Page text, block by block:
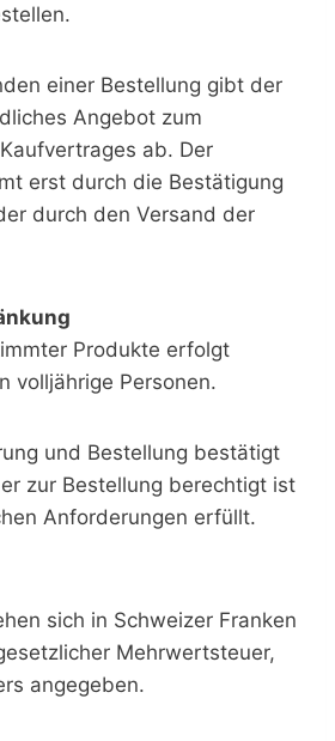
einer Bestellung gibt der
Angebot zum
ab. Der
erst durch die Bestätigung
durch den Versand der
Produkte erfolgt
volljährige Personen.
und Bestellung bestätigt
zur Bestellung berechtigt ist
Anforderungen erfüllt.
sich in Schweizer Franken
Mehrwertsteuer,
angegeben.